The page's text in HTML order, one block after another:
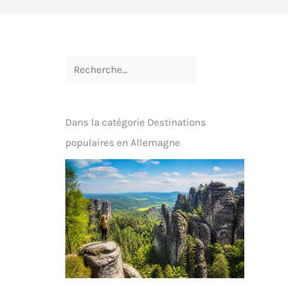
Dans la catégorie Destinations
populaires en Allemagne